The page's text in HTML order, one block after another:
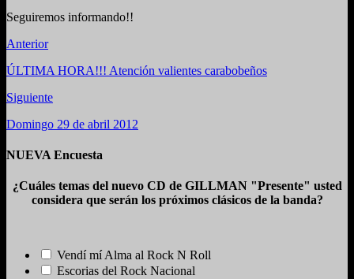
Seguiremos informando!!
Anterior
ÚLTIMA HORA!!! Atención valientes carabobeños
Siguiente
Domingo 29 de abril 2012
NUEVA Encuesta
¿Cuáles temas del nuevo CD de GILLMAN "Presente" usted
considera que serán los próximos clásicos de la banda?
Vendí mí Alma al Rock N Roll
Escorias del Rock Nacional